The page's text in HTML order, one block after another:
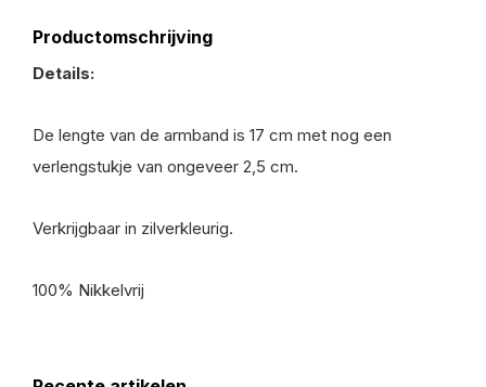
Productomschrijving
Details:
De lengte van de armband is 17 cm met nog een
verlengstukje van ongeveer 2,5 cm.
Verkrijgbaar in zilverkleurig.
100% Nikkelvrij